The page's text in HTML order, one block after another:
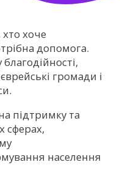
хоче
допомога.
громади і
підтримку та
сферах,
населення